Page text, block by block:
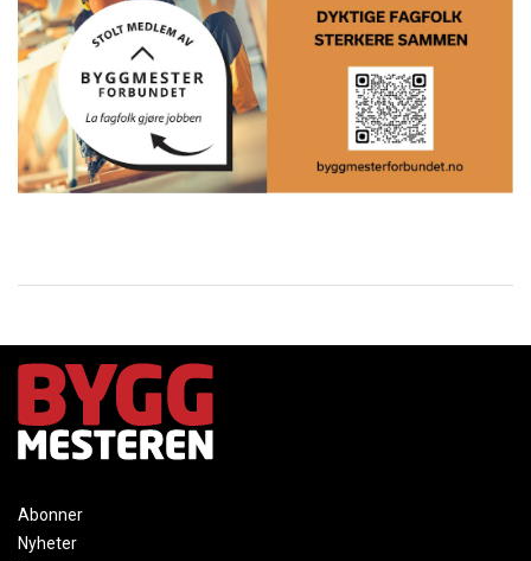
Abonner
Nyheter